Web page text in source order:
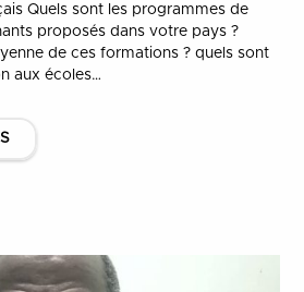
Quels sont les programmes de
proposés dans votre pays ?
de ces formations ? quels sont
aux écoles…